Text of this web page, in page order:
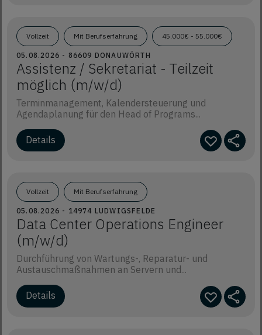
Vollzeit Mit Berufserfahrung 45.000€ - 55.000€
05.08.2026 - 86609 DONAUWÖRTH
Assistenz / Sekretariat - Teilzeit
möglich (m/w/d)
Terminmanagement, Kalendersteuerung und
Agendaplanung für den Head of Programs...
Details
Vollzeit Mit Berufserfahrung
05.08.2026 - 14974 LUDWIGSFELDE
Data Center Operations Engineer
(m/w/d)
Durchführung von Wartungs-, Reparatur- und
Austauschmaßnahmen an Servern und...
Details